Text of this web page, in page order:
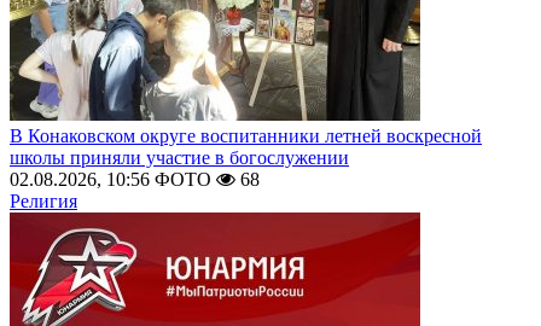
В Конаковском округе воспитанники летней воскресной
школы приняли участие в богослужении
02.08.2026, 10:56 ФОТО
68
Религия